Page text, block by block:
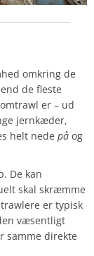
omkring de
de fleste
er – ud
jernkæder,
helt nede på og
De kan
skal skræmme
er typisk
væsentligt
samme direkte